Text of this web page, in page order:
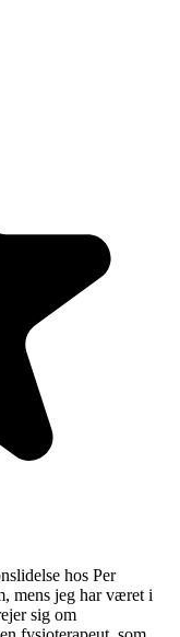
hos Per
mens jeg har været i
sig om